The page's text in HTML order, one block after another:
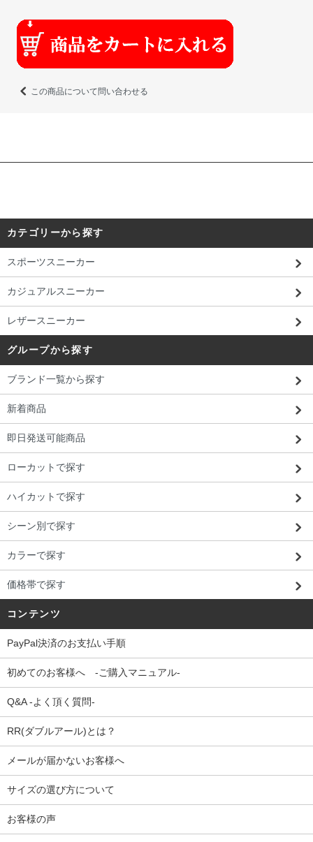
この商品について問い合わせる
カテゴリーから探す
スポーツスニーカー
カジュアルスニーカー
レザースニーカー
グループから探す
ブランド一覧から探す
新着商品
即日発送可能商品
ローカットで探す
ハイカットで探す
シーン別で探す
カラーで探す
価格帯で探す
コンテンツ
PayPal決済のお支払い手順
初めてのお客様へ -ご購入マニュアル-
Q&A -よく頂く質問-
RR(ダブルアール)とは？
メールが届かないお客様へ
サイズの選び方について
お客様の声